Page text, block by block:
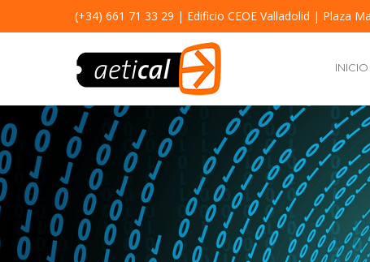
(+34) 661 71 33 29 | Edificio CEOE Valladolid | Plaza
INICIO